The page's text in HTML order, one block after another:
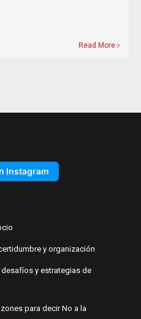
Read More
Instagram
y organización
y estrategias de
para decir No a la